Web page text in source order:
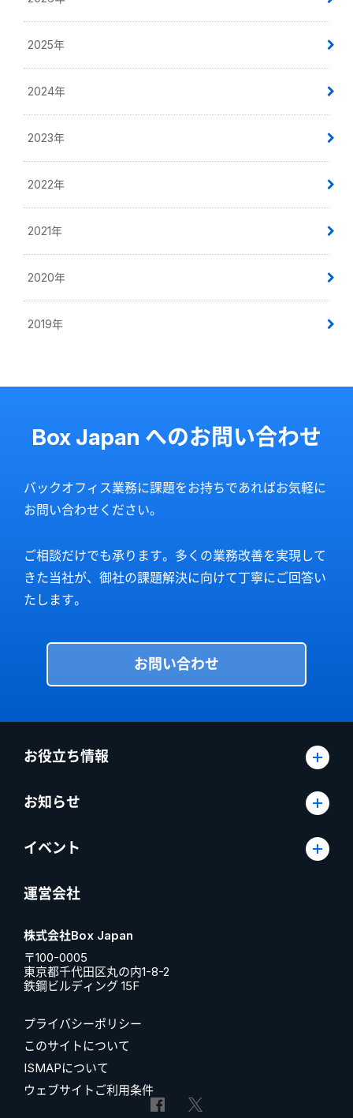
2025年
2024年
2023年
2022年
2021年
2020年
2019年
Box Japan へのお問い合わせ
バックオフィス業務に課題をお持ちであればお気軽に
お問い合わせください。
ご相談だけでも承ります。多くの業務改善を実現して
きた当社が、御社の課題解決に向けて丁寧にご回答い
たします。
お問い合わせ
お役立ち情報
お知らせ
イベント
運営会社
株式会社Box Japan
〒100-0005
東京都千代田区丸の内1-8-2
鉄鋼ビルディング 15F
プライバシーポリシー
このサイトについて
ISMAPについて
ウェブサイトご利用条件